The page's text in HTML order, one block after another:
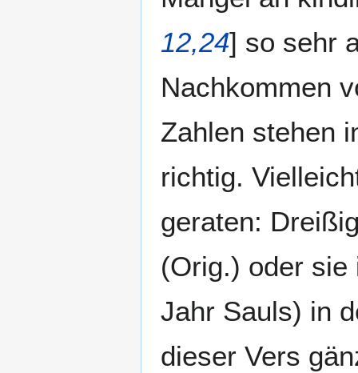
12,24] so sehr
Nachkommen
Zahlen stehen
richtig.
geraten:
(Orig.) oder
Jahr Sauls) in
dieser Vers